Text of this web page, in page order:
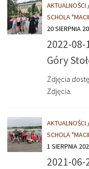
AKTUALNOŚCI
SCHOLA
20 SIERPNIA
2022-
Góry
Zdjęcia
Zdjęcia.
AKTUALNOŚCI
SCHOLA
1 SIERPNIA
2021-06-